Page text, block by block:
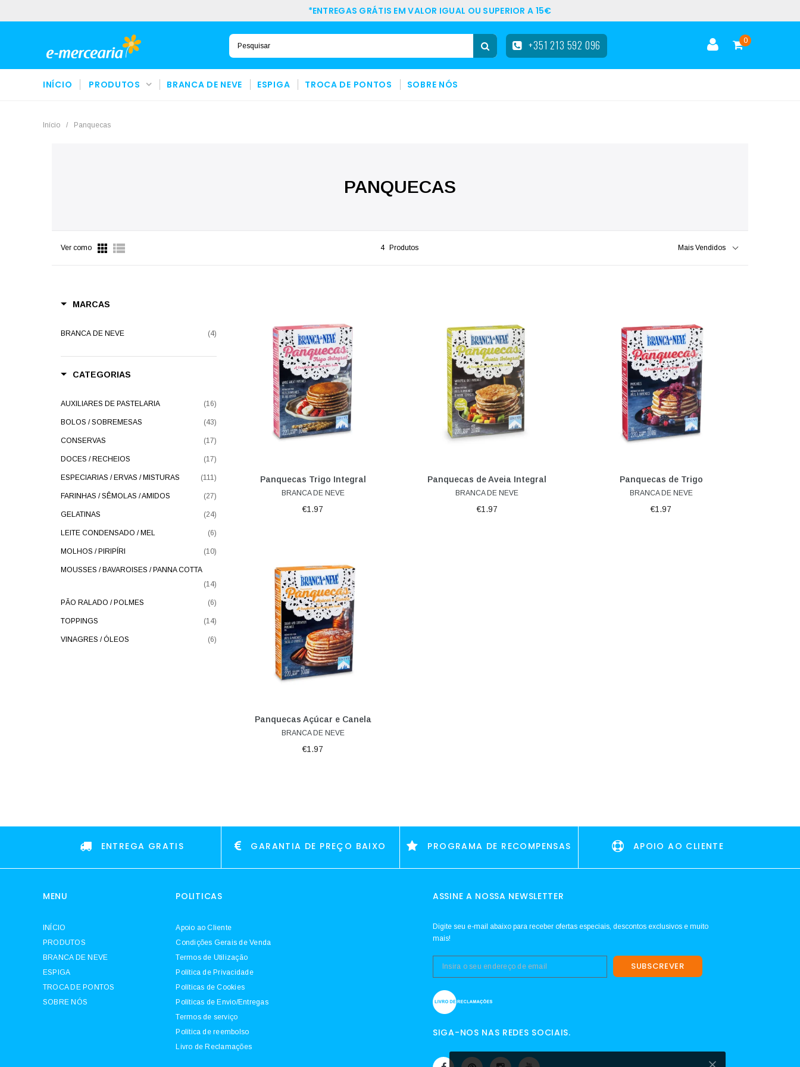
*ENTREGAS GRÁTIS EM VALOR IGUAL OU SUPERIOR A 15€
0
+351 213 592 096
INÍCIO PRODUTOS BRANCA DE NEVE ESPIGA TROCA DE PONTOS SOBRE NÓS
Início / Panquecas
PANQUECAS
Ver como 4 Produtos Mais Vendidos
MARCAS
BRANCA DE NEVE (4)
CATEGORIAS
AUXILIARES DE PASTELARIA (16)
BOLOS / SOBREMESAS (43)
CONSERVAS (17)
DOCES / RECHEIOS (17)
ESPECIARIAS / ERVAS / MISTURAS (111)
FARINHAS / SÊMOLAS / AMIDOS (27)
GELATINAS (24)
LEITE CONDENSADO / MEL (6)
MOLHOS / PIRIPÍRI (10)
MOUSSES / BAVAROISES / PANNA COTTA
(14)
PÃO RALADO / POLMES (6)
TOPPINGS (14)
VINAGRES / ÓLEOS (6)
Panquecas Trigo Integral
BRANCA DE NEVE
€1.97
Panquecas de Aveia Integral
BRANCA DE NEVE
€1.97
Panquecas de Trigo
BRANCA DE NEVE
€1.97
Panquecas Açúcar e Canela
BRANCA DE NEVE
€1.97
ENTREGA GRATIS GARANTIA DE PREÇO BAIXO PROGRAMA DE RECOMPENSAS APOIO AO CLIENTE
MENU
INÍCIO
PRODUTOS
BRANCA DE NEVE
ESPIGA
TROCA DE PONTOS
SOBRE NÓS
POLITICAS
Apoio ao Cliente
Condições Gerais de Venda
Termos de Utilização
Política de Privacidade
Políticas de Cookies
Políticas de Envio/Entregas
Termos de serviço
Política de reembolso
Livro de Reclamações
ASSINE A NOSSA NEWSLETTER
Digite seu e-mail abaixo para receber ofertas especiais, descontos exclusivos e muito
mais!
SUBSCREVER
SIGA-NOS NAS REDES SOCIAIS.